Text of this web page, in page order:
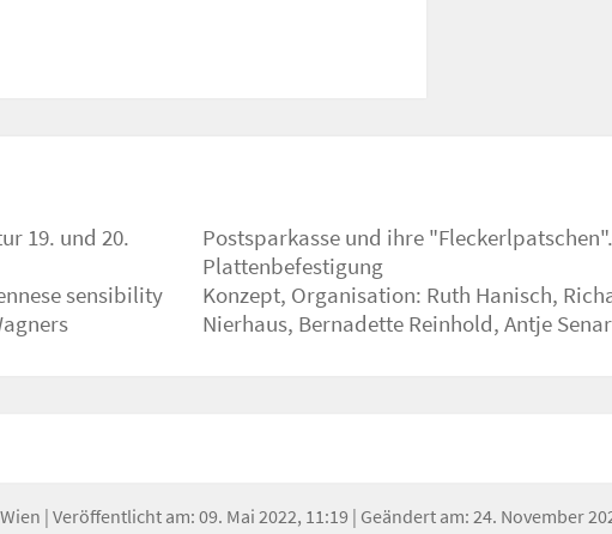
19. und 20.
sensibility
der
Andreas
Nierhaus, Bernadette Reinhold, Antje
| Veröffentlicht am: 09. Mai 2022, 11:19 | Geändert am: 24. November